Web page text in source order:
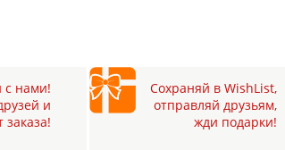
с нами!
и
заказа!
Сохраняй в WishList,
отправляй друзьям,
жди подарки!